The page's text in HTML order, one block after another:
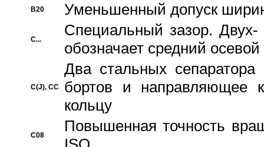
B20 Уменьшенный допуск
C...
Специальный зазор.
обозначает средний
C(J), CC
Два стальных сепаратора
бортов и направляющее
кольцу
C08
Повышенная точность